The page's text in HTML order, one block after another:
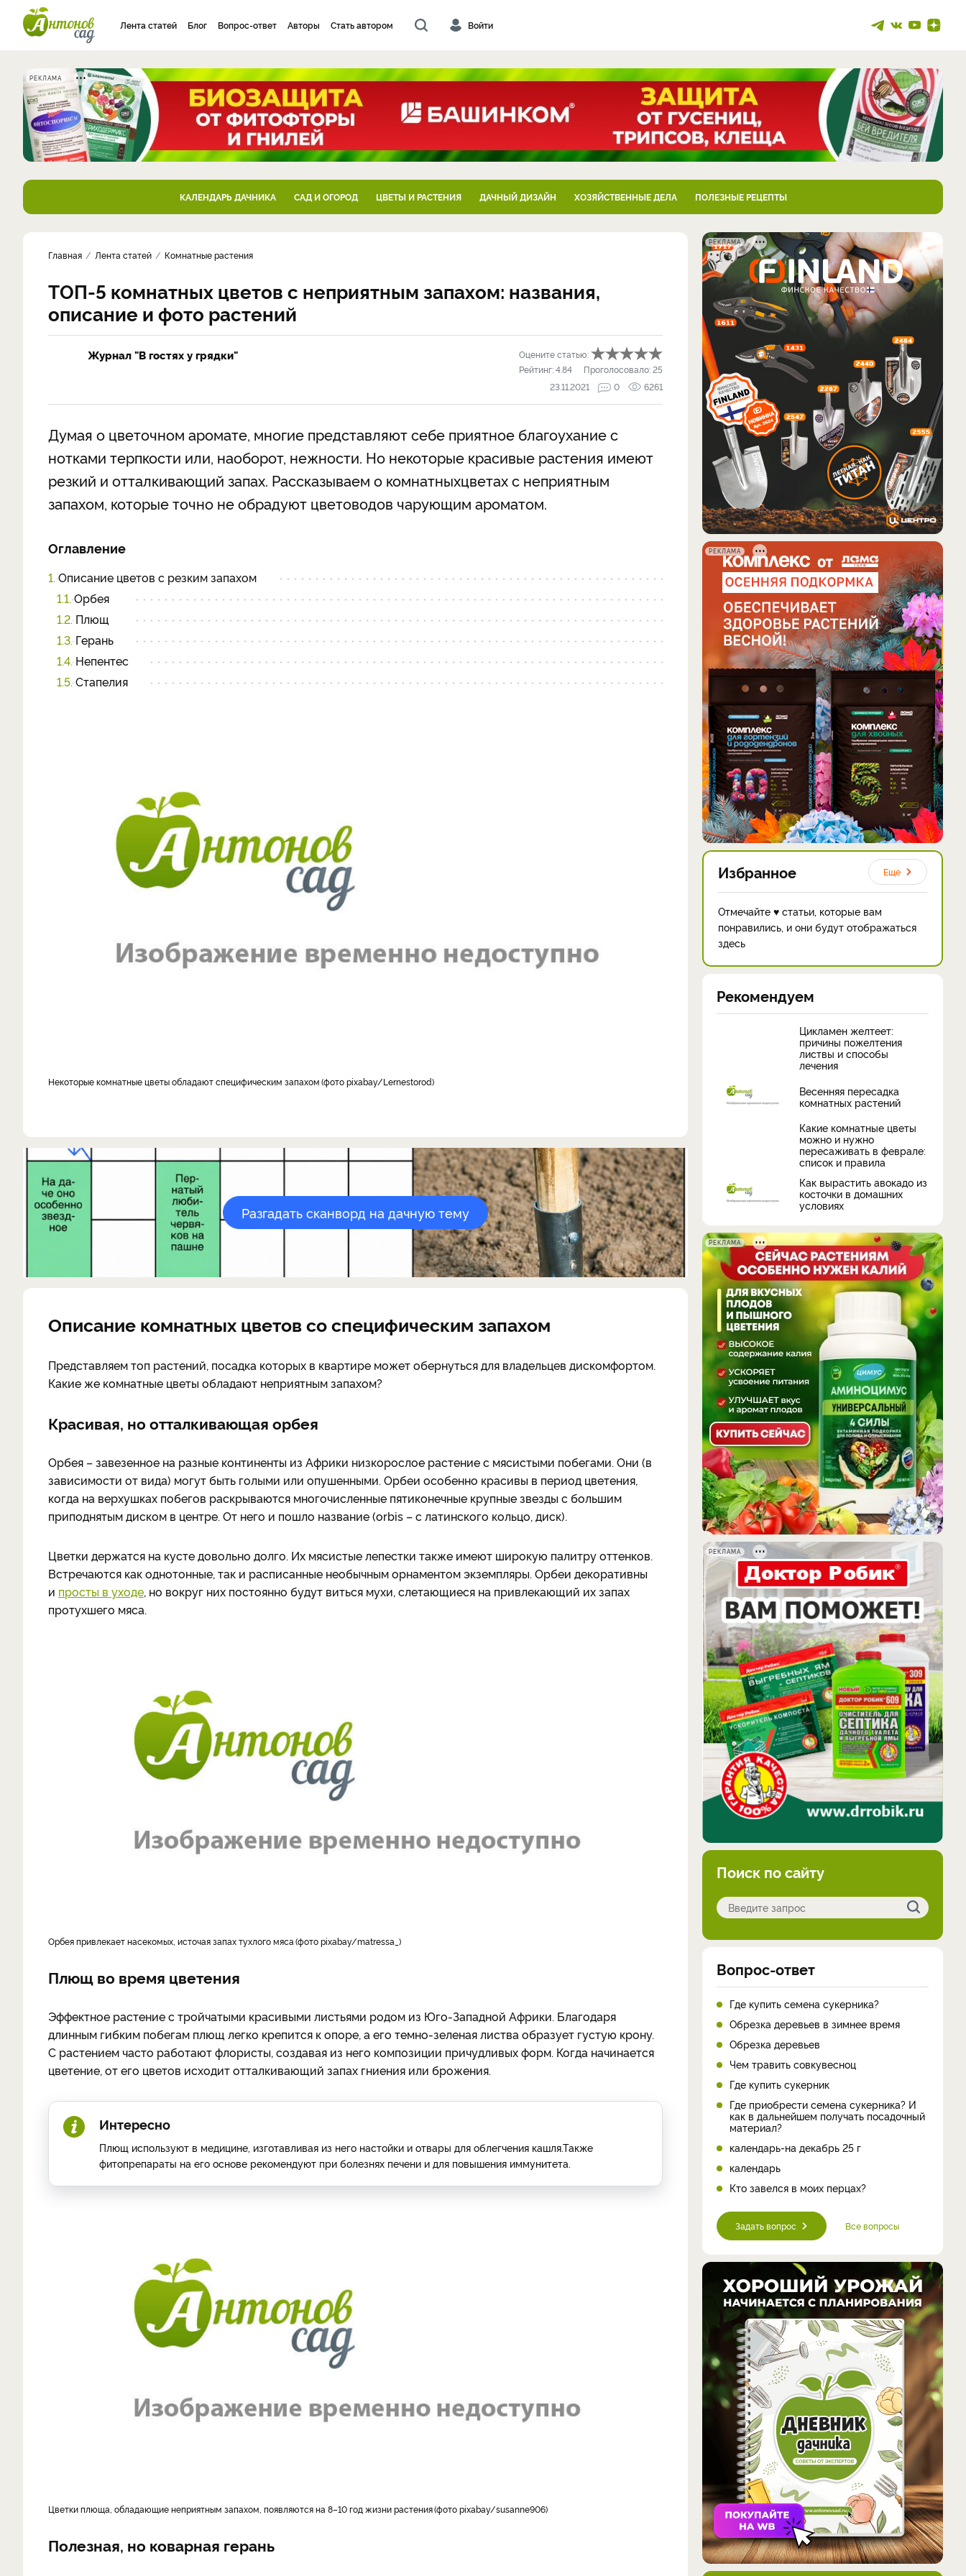
Лента статей Блог Вопрос-ответ Авторы Стать автором Войти
РЕКЛАМА
КАЛЕНДАРЬ ДАЧНИКА САД И ОГОРОД ЦВЕТЫ И РАСТЕНИЯ ДАЧНЫЙ ДИЗАЙН ХОЗЯЙСТВЕННЫЕ ДЕЛА ПОЛЕЗНЫЕ РЕЦЕПТЫ
Главная Лента статей Комнатные растения
ТОП-5 комнатных цветов с неприятным запахом: названия,
описание и фото растений
Журнал "В гостях у грядки"
Оцените статью:
Рейтинг:4.84 Проголосовало:25
23.11.2021
0 6261
Думая о цветочном аромате, многие представляют себе приятное благоухание с
нотками терпкости или, наоборот, нежности. Но некоторые красивые растения имеют
резкий и отталкивающий запах. Рассказываем о комнатныхцветах с неприятным
запахом, которые точно не обрадуют цветоводов чарующим ароматом.
Оглавление
1. Описание цветов с резким запахом
1.1. Орбея
1.2. Плющ
1.3. Герань
1.4. Непентес
1.5. Стапелия
Некоторые комнатные цветы обладают специфическим запахом фото pixabay/Lernestorod
Разгадать сканворд на дачную тему
Описание комнатных цветов со специфическим запахом
Представляем топ растений, посадка которых в квартире может обернуться для владельцев дискомфортом.
Какие же комнатные цветы обладают неприятным запахом?
Красивая, но отталкивающая орбея
Орбея – завезенное на разные континенты из Африки низкорослое растение с мясистыми побегами. Они (в
зависимости от вида) могут быть голыми или опушенными. Орбеи особенно красивы в период цветения,
когда на верхушках побегов раскрываются многочисленные пятиконечные крупные звезды с большим
приподнятым диском в центре. От него и пошло название (orbis – с латинского кольцо, диск).
Цветки держатся на кусте довольно долго. Их мясистые лепестки также имеют широкую палитру оттенков.
Встречаются как однотонные, так и расписанные необычным орнаментом экземпляры. Орбеи декоративны
и просты в уходе, но вокруг них постоянно будут виться мухи, слетающиеся на привлекающий их запах
протухшего мяса.
Орбея привлекает насекомых, источая запах тухлого мяса фото pixabay/matressa_
Плющ во время цветения
Эффектное растение с тройчатыми красивыми листьями родом из Юго-Западной Африки. Благодаря
длинным гибким побегам плющ легко крепится к опоре, а его темно-зеленая листва образует густую крону.
С растением часто работают флористы, создавая из него композиции причудливых форм. Когда начинается
цветение, от его цветов исходит отталкивающий запах гниения или брожения.
Интересно
Плющ используют в медицине, изготавливая из него настойки и отвары для облегчения кашля.Также
фитопрепараты на его основе рекомендуют при болезнях печени и для повышения иммунитета.
Цветки плюща, обладающие неприятным запахом, появляются на 8–10 год жизни растения фото pixabay/susanne906
Полезная, но коварная герань
РЕКЛАМА
РЕКЛАМА
Избранное Еще
Отмечайте ♥ статьи, которые вам
понравились, и они будут отображаться
здесь
Рекомендуем
Цикламен желтеет:
причины пожелтения
листвы и способы
лечения
Весенняя пересадка
комнатных растений
Какие комнатные цветы
можно и нужно
пересаживать в феврале:
список и правила
Как вырастить авокадо из
косточки в домашних
условиях
РЕКЛАМА
РЕКЛАМА
Поиск по сайту
Вопрос-ответ
Где купить семена сукерника?
Обрезка деревьев в зимнее время
Обрезка деревьев
Чем травить совкувесноц
Где купить сукерник
Где приобрести семена сукерника? И
как в дальнейшем получать посадочный
материал?
календарь-на декабрь 25 г
календарь
Кто завелся в моих перцах?
Задать вопрос Все вопросы